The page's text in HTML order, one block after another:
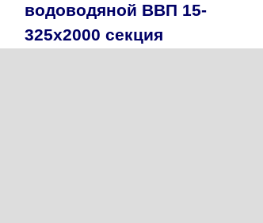
водоводяной ВВП 15-
325х2000 секция